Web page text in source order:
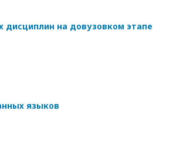
на довузовком этапе
языков